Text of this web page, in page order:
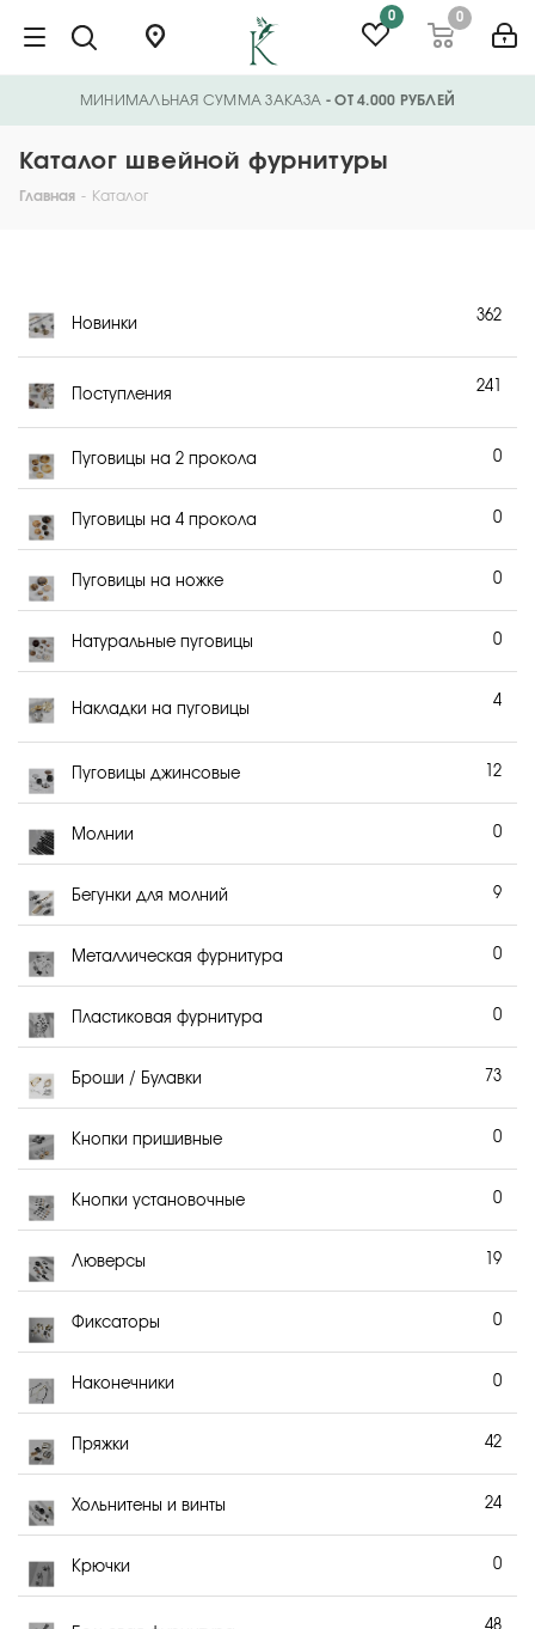
0 0
МИНИМАЛЬНАЯ СУММА ЗАКАЗА - ОТ 4.000 РУБЛЕЙ
Каталог швейной фурнитуры
Главная - Каталог
Новинки
362
Поступления
241
Пуговицы на 2 прокола 0
Пуговицы на 4 прокола 0
Пуговицы на ножке 0
Натуральные пуговицы 0
Накладки на пуговицы
4
Пуговицы джинсовые 12
Молнии 0
Бегунки для молний 9
Металлическая фурнитура 0
Пластиковая фурнитура 0
Броши / Булавки 73
Кнопки пришивные 0
Кнопки установочные 0
Люверсы 19
Фиксаторы 0
Наконечники 0
Пряжки 42
Хольнитены и винты 24
Крючки 0